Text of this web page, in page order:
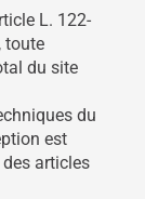
L. 122-
toute
du site
du
est
articles